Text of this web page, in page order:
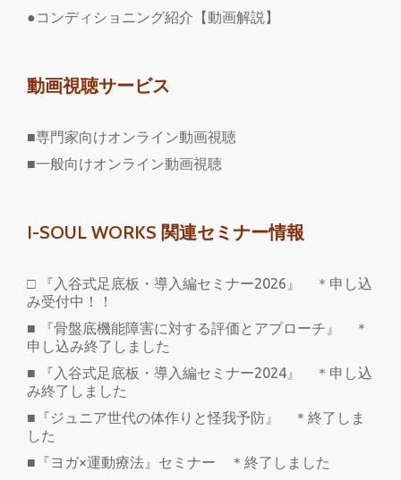
●コンディショニング紹介【動画解説】
動画視聴サービス
■専門家向けオンライン動画視聴
■一般向けオンライン動画視聴
I-SOUL WORKS 関連セミナー情報
□ 『入谷式足底板・導入編セミナー2026』 ＊申し込
み受付中！！
■ 『骨盤底機能障害に対する評価とアプローチ』 ＊
申し込み終了しました
■ 『入谷式足底板・導入編セミナー2024』 ＊申し込
み終了しました
■『ジュニア世代の体作りと怪我予防』 ＊終了しま
した
■『ヨガ×運動療法』セミナー ＊終了しました